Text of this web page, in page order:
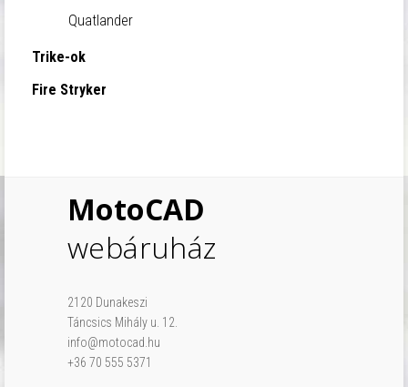
Quatlander
Trike-ok
Fire Stryker
MotoCAD
webáruház
2120 Dunakeszi
Táncsics Mihály u. 12.
info@motocad.hu
+36 70 555 5371